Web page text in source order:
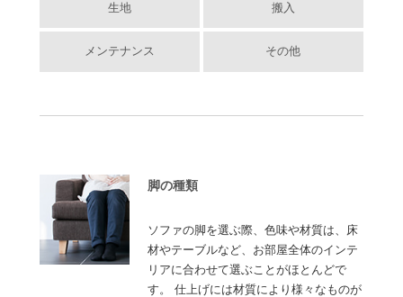
生地 搬入
メンテナンス その他
脚の種類
ソファの脚を選ぶ際、色味や材質は、床
材やテーブルなど、お部屋全体のインテ
リアに合わせて選ぶことがほとんどで
す。 仕上げには材質により様々なものが